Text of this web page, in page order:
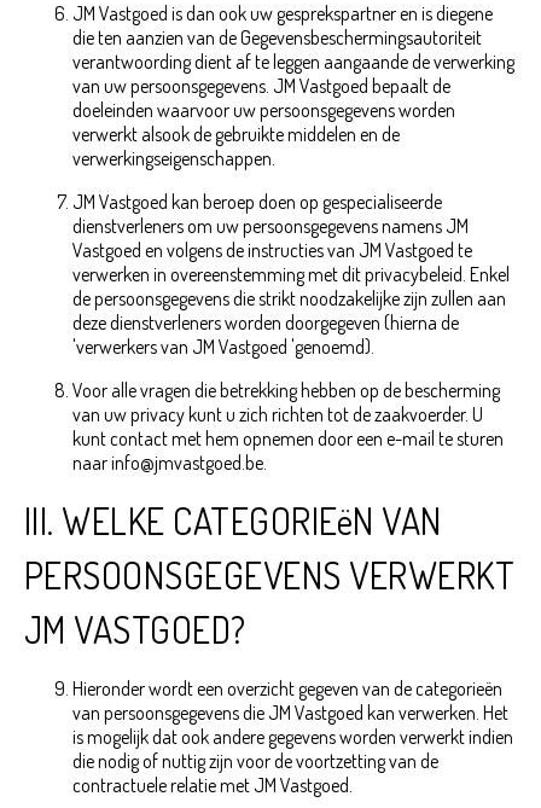
JM Vastgoed is dan ook uw gesprekspartner en is diegene
die ten aanzien van de Gegevensbeschermingsautoriteit
verantwoording dient af te leggen aangaande de verwerking
van uw persoonsgegevens. JM Vastgoed bepaalt de
doeleinden waarvoor uw persoonsgegevens worden
verwerkt alsook de gebruikte middelen en de
verwerkingseigenschappen.
JM Vastgoed kan beroep doen op gespecialiseerde
dienstverleners om uw persoonsgegevens namens JM
Vastgoed en volgens de instructies van JM Vastgoed te
verwerken in overeenstemming met dit privacybeleid. Enkel
de persoonsgegevens die strikt noodzakelijke zijn zullen aan
deze dienstverleners worden doorgegeven (hierna de
'verwerkers van JM Vastgoed 'genoemd).
Voor alle vragen die betrekking hebben op de bescherming
van uw privacy kunt u zich richten tot de zaakvoerder. U
kunt contact met hem opnemen door een e-mail te sturen
naar info@jmvastgoed.be.
III. WELKE CATEGORIEëN VAN
PERSOONSGEGEVENS VERWERKT
JM VASTGOED?
Hieronder wordt een overzicht gegeven van de categorieën
van persoonsgegevens die JM Vastgoed kan verwerken. Het
is mogelijk dat ook andere gegevens worden verwerkt indien
die nodig of nuttig zijn voor de voortzetting van de
contractuele relatie met JM Vastgoed.